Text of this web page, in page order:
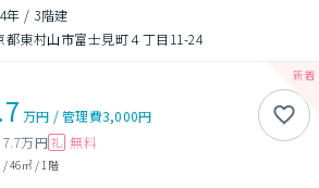
年 / 3階建
都東村山市富士見町４丁目11-24
万円 /管理費3,000円
7.7万円 礼 無料
/46㎡/ 1階